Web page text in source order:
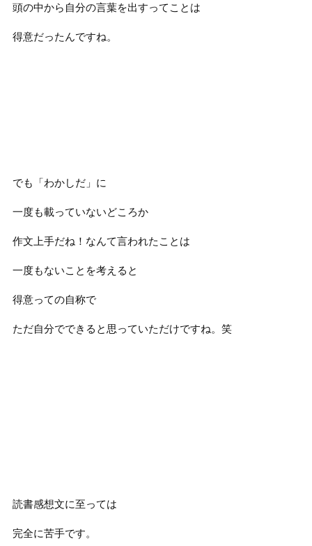
頭の中から自分の言葉を出すってことは
得意だったんですね。
でも「わかしだ」に
一度も載っていないどころか
作文上手だね！なんて言われたことは
一度もないことを考えると
得意っての自称で
ただ自分でできると思っていただけですね。笑
読書感想文に至っては
完全に苦手です。